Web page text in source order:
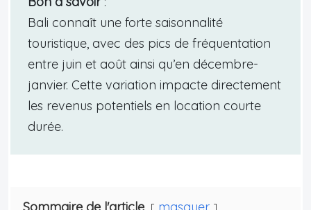
Bali connaît une forte saisonnalité
touristique, avec des pics de fréquentation
entre juin et août ainsi qu’en décembre-
janvier. Cette variation impacte directement
les revenus potentiels en location courte
durée.
Sommaire de l'article
masquer